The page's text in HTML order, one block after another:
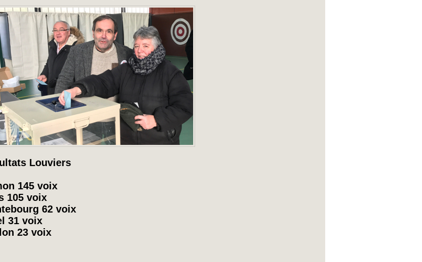
Louviers
145 voix
105 voix
62 voix
31 voix
23 voix